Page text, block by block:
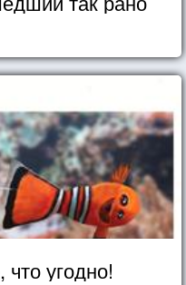
угодно!